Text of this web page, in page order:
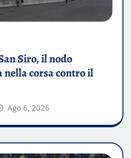
Siro, il nodo
corsa contro il
Ago 6, 2026